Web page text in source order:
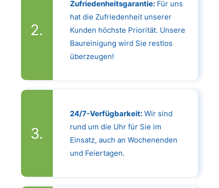
Zufriedenheitsgarantie:Für uns
hat die Zufriedenheit unserer
Kunden höchste Priorität. Unsere
Baureinigung wird Sie restlos
überzeugen!
24/7-Verfügbarkeit:Wir sind
rund um die Uhr für Sie im
Einsatz, auch an Wochenenden
und Feiertagen.